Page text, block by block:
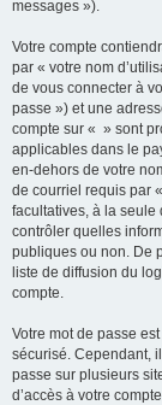
messages »).
Votre compte
par « votre nom
de vous connecter à
passe ») et une
compte sur « » sont
applicables dans le
en-dehors de votre
de courriel requis par
facultatives, à la
contrôler quelles
publiques ou non. De
liste de diffusion du
compte.
Votre mot de passe
sécurisé. Cependant,
passe sur plusieurs
d’accès à votre